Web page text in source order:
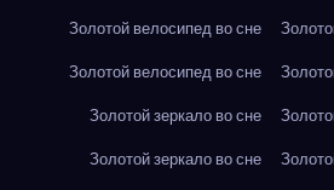
Золотой велосипед во сне
Золотой велосипед во сне
Золотой зеркало во сне
Золотой зеркало во сне